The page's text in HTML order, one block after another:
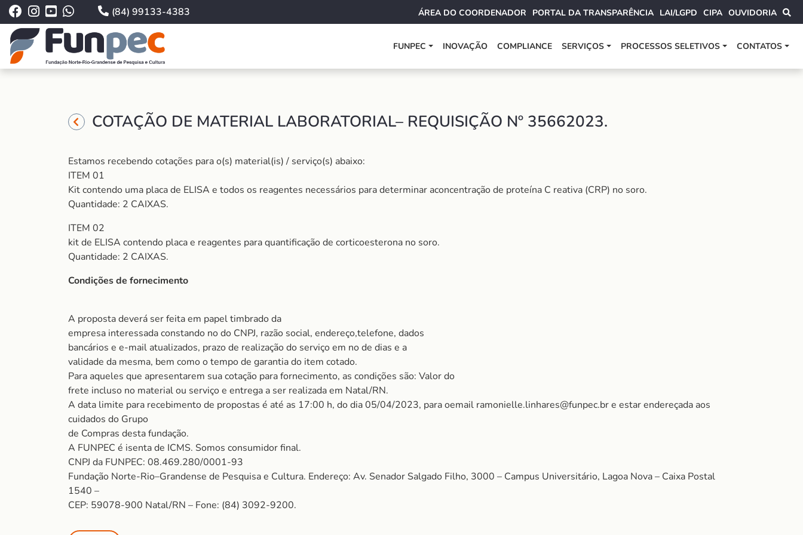
(84) 99133-4383 ÁREA DO COORDENADOR PORTAL DA TRANSPARÊNCIA LAI/LGPD CIPA OUVIDORIA
FUNPEC INOVAÇÃO COMPLIANCE SERVIÇOS PROCESSOS SELETIVOS CONTATOS
COTAÇÃO DE MATERIAL LABORATORIAL– REQUISIÇÃO Nº 35662023.
Estamos recebendo cotações para o(s) material(is) / serviço(s) abaixo:
ITEM 01
Kit contendo uma placa de ELISA e todos os reagentes necessários para determinar aconcentração de proteína C reativa (CRP) no soro.
Quantidade: 2 CAIXAS.
ITEM 02
kit de ELISA contendo placa e reagentes para quantificação de corticoesterona no soro.
Quantidade: 2 CAIXAS.
Condições de fornecimento
A proposta deverá ser feita em papel timbrado da
empresa interessada constando no do CNPJ, razão social, endereço,telefone, dados
bancários e e-mail atualizados, prazo de realização do serviço em no de dias e a
validade da mesma, bem como o tempo de garantia do item cotado.
Para aqueles que apresentarem sua cotação para fornecimento, as condições são: Valor do
frete incluso no material ou serviço e entrega a ser realizada em Natal/RN.
A data limite para recebimento de propostas é até as 17:00 h, do dia 05/04/2023, para oemail ramonielle.linhares@funpec.br e estar endereçada aos
cuidados do Grupo
de Compras desta fundação.
A FUNPEC é isenta de ICMS. Somos consumidor final.
CNPJ da FUNPEC: 08.469.280/0001-93
Fundação Norte-Rio–Grandense de Pesquisa e Cultura. Endereço: Av. Senador Salgado Filho, 3000 – Campus Universitário, Lagoa Nova – Caixa Postal
1540 –
CEP: 59078-900 Natal/RN – Fone: (84) 3092-9200.